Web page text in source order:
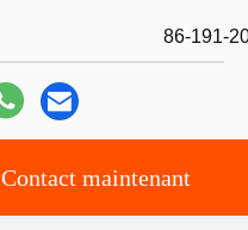
86-191-
Contact maintenant